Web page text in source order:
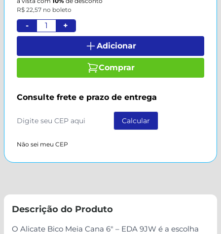
R$ 22,57 no boleto
- +
Adicionar
Comprar
Consulte frete e prazo de entrega
Não sei meu CEP
Descrição do Produto
O Alicate Bico Meia Cana 6" – EDA 9JW é a escolha